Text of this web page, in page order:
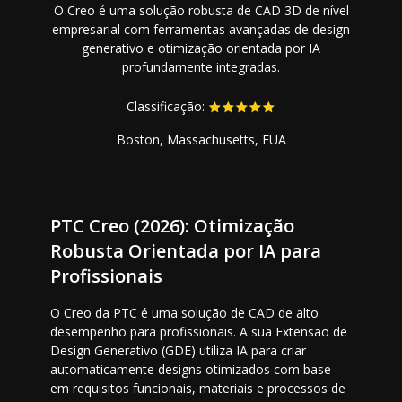
O Creo é uma solução robusta de CAD 3D de nível
empresarial com ferramentas avançadas de design
generativo e otimização orientada por IA
profundamente integradas.
Classificação:
Boston, Massachusetts, EUA
PTC Creo (2026): Otimização
Robusta Orientada por IA para
Profissionais
O Creo da PTC é uma solução de CAD de alto
desempenho para profissionais. A sua Extensão de
Design Generativo (GDE) utiliza IA para criar
automaticamente designs otimizados com base
em requisitos funcionais, materiais e processos de